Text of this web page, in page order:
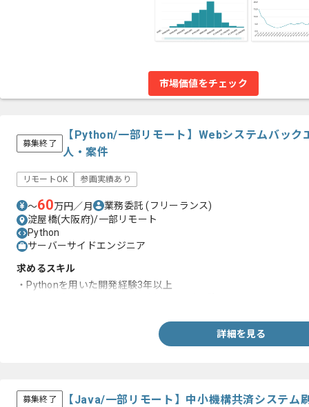
市場価値をチェック
募集終了
【Python/一部リモート】Webシステムバック
人・案件
リモートOK 参画実績あり
〜60万円／月 業務委託(フリーランス)
淀屋橋(大阪府)/一部リモート
Python
サーバーサイドエンジニア
求めるスキル
・Pythonを用いた開発経験3年以上
詳細を見る
募集終了 【Java/一部リモート】中小機構共済システム